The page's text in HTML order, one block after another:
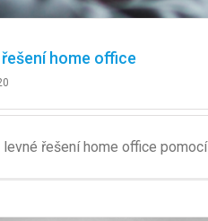
home office
řešení home office pomocí